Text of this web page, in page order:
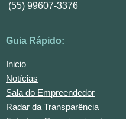
(55) 99607-3376
Guia Rápido:
Inicio
Notícias
Sala do Empreendedor
Radar da Transparência